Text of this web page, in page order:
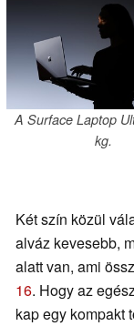
A Surface Laptop
kg.
Két szín közül
alváz kevesebb,
alatt van, ami
16. Hogy az
kap egy kompakt